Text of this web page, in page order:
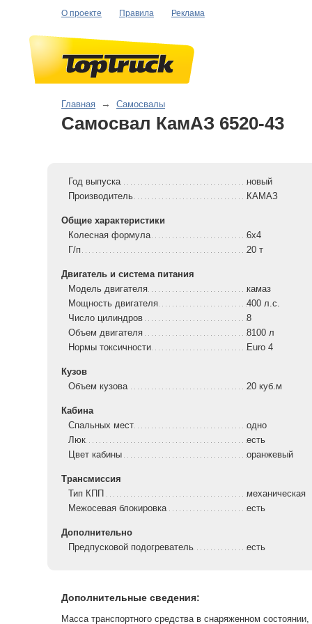
О проекте Правила Реклама
Главная → Самосвалы
Самосвал КамАЗ 6520-43
Год выпуска
новый
Производитель
КАМАЗ
Общие характеристики
Колесная формула
6x4
Г/п
20 т
Двигатель и система питания
Модель двигателя
камаз
Мощность двигателя
400 л.с.
Число цилиндров
8
Объем двигателя
8100 л
Нормы токсичности
Euro 4
Кузов
Объем кузова
20 куб.м
Кабина
Спальных мест
одно
Люк
есть
Цвет кабины
оранжевый
Трансмиссия
Тип КПП
механическая
Межосевая блокировка
есть
Дополнительно
Предпусковой подогреватель
есть
Дополнительные сведения:
Масса транспортного средства в снаряженном состоянии,